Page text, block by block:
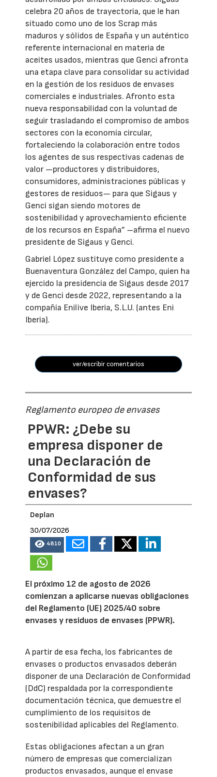
celebra 20 años de trayectoria, que le han
situado como uno de los Scrap más
maduros y sólidos de España y un auténtico
referente internacional en materia de
aceites usados, mientras que Genci afronta
una etapa clave para consolidar su actividad
en la gestión de los residuos de envases
comerciales e industriales. Afronto esta
nueva responsabilidad con la voluntad de
seguir trasladando el compromiso de ambos
sectores con la economía circular,
fortaleciendo la colaboración entre todos
los agentes de sus respectivas cadenas de
valor —productores y distribuidores,
consumidores, administraciones públicas y
gestores de residuos— para que Sigaus y
Genci sigan siendo motores de
sostenibilidad y aprovechamiento eficiente
de los recursos en España” –afirma el nuevo
presidente de Sigaus y Genci.
Gabriel López sustituye como presidente a
Buenaventura González del Campo, quien ha
ejercido la presidencia de Sigaus desde 2017
y de Genci desde 2022, representando a la
compañía Enilive Iberia, S.L.U. (antes Eni
Iberia).
ver/escribir comentarios
Reglamento europeo de envases
PPWR: ¿Debe su
empresa disponer de
una Declaración de
Conformidad de sus
envases?
Deplan
30/07/2026
4810
El próximo 12 de agosto de 2026
comienzan a aplicarse nuevas obligaciones
del Reglamento (UE) 2025/40 sobre
envases y residuos de envases (PPWR).
A partir de esa fecha, los fabricantes de
envases o productos envasados deberán
disponer de una Declaración de Conformidad
(DdC) respaldada por la correspondiente
documentación técnica, que demuestre el
cumplimiento de los requisitos de
sostenibilidad aplicables del Reglamento.
Estas obligaciones afectan a un gran
número de empresas que comercializan
productos envasados, aunque el envase